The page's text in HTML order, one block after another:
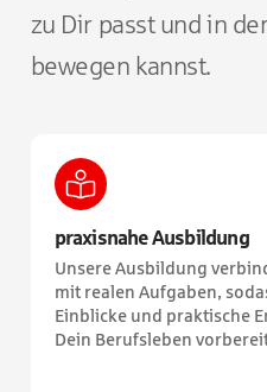
zu Dir passt und in
bewegen kannst.
praxisnahe Ausbildung
Unsere Ausbildung
mit realen Aufgaben,
Einblicke und praktische
Dein Berufsleben